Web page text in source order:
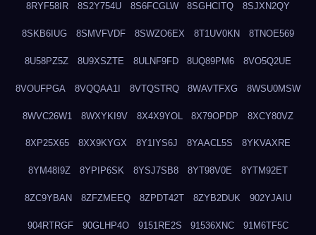
8RYF58IR 8S2Y754U 8S6FCGLW 8SGHCITQ 8SJXN2QY
8SKB6IUG 8SMVFVDF 8SWZO6EX 8T1UV0KN 8TNOE569
8U58PZ5Z 8U9XSZTE 8ULNF9FD 8UQ89PM6 8VO5Q2UE
8VOUFPGA 8VQQAA1I 8VTQSTRQ 8WAVTFXG 8WSU0MSW
8WVC26W1 8WXYKI9V 8X4X9YOL 8X79OPDP 8XCY80VZ
8XP25X65 8XX9KYGX 8Y1IYS6J 8YAACL5S 8YKVAXRE
8YM48I9Z 8YPIP6SK 8YSJ7SB8 8YT98V0E 8YTM92ET
8ZC9YBAN 8ZFZMEEQ 8ZPDT42T 8ZYB2DUK 902YJAIU
904RTRGF 90GLHP4O 9151RE2S 91536XNC 91M6TF5C